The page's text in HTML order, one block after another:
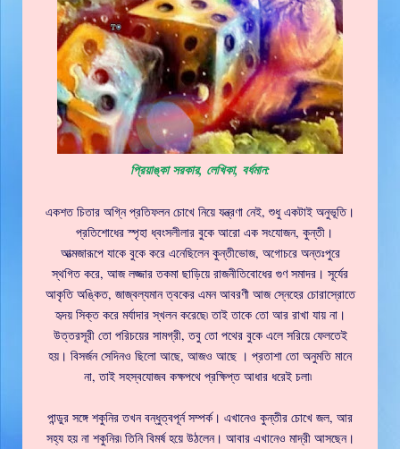
প্রিয়াঙ্কা সরকার, লেখিকা, বর্ধমান:
একশত চিতার অগ্নি প্রতিফলন চোখে নিয়ে যন্ত্রণা নেই, শুধু একটাই অনুভূতি।
প্রতিশোধের স্পৃহা ধ্বংসলীলার বুকে আরো এক সংযোজন, কুন্তী।
আত্মজারূপে যাকে বুকে করে এনেছিলেন কুন্তীভোজ, অগোচরে অন্তঃপুরে
স্থগিত করে, আজ লজ্জার তকমা ছাড়িয়ে রাজনীতিবোধের গুণ সমাদর। সূর্যের
আকৃতি অঙ্কিত, জাজ্বল্যমান ত্বকের এমন আবরণী আজ স্নেহের চোরাস্রোতে
হৃদয় সিক্ত করে মর্যাদার স্খলন করেছে৷ তাই তাকে তো আর রাখা যায় না।
উত্তরসূরী তো পরিচয়ের সামগ্রী, তবু তো পথের বুকে এলে সরিয়ে ফেলতেই
হয়। বিসর্জন সেদিনও ছিলো আছে, আজও আছে । প্রতাশা তো অনুমতি মানে
না, তাই সহস্বযোজব কক্ষপথে প্রক্ষিপ্ত আধার ধরেই চলা৷
পান্ডুর সঙ্গে শকুনির তখন বন্ধুত্বপূর্ন সম্পর্ক। এখানেও কুন্তীর চোখে জল, আর
সহ্য হয় না শকুনির৷ তিনি বিমর্ষ হয়ে উঠলেন। আবার এখানেও মাদ্রী আসছেন।